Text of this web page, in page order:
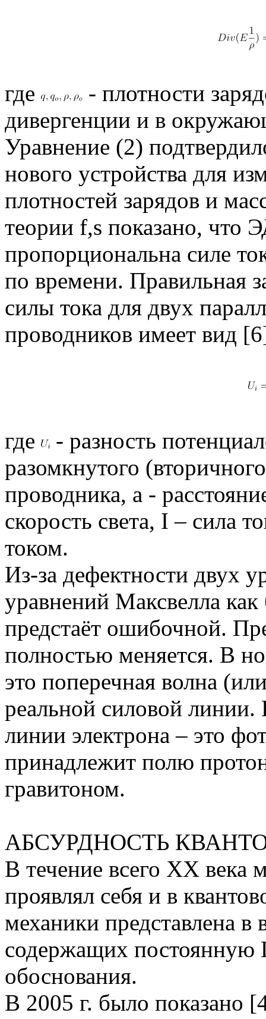
где
- плотности
дивергенции и в
Уравнение (2)
нового устройства для
плотностей зарядов и
теории f,s показано, что
пропорциональна силе
по времени. Правильная
силы тока для двух
проводников имеет вид
где - разность
разомкнутого
проводника, a -
скорость света, I – сила
током.
Из-за дефектности двух
уравнений Максвелла как
предстаёт ошибочной.
полностью меняется. В
это поперечная волна
реальной силовой
линии электрона – это
принадлежит полю
гравитоном.
АБСУРДНОСТЬ
В течение всего ХХ века
проявлял себя и в
механики представлена в
содержащих постоянную
обоснования.
В 2005 г. было показано